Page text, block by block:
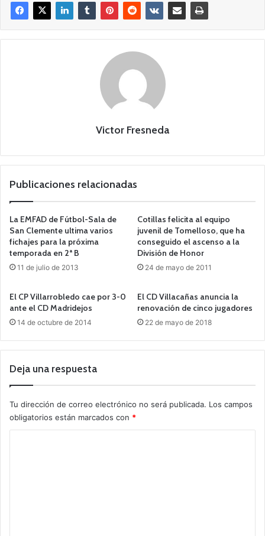
Victor Fresneda
Publicaciones relacionadas
La EMFAD de Fútbol-Sala de
San Clemente ultima varios
fichajes para la próxima
temporada en 2ª B
11 de julio de 2013
Cotillas felicita al equipo
juvenil de Tomelloso, que ha
conseguido el ascenso a la
División de Honor
24 de mayo de 2011
El CP Villarrobledo cae por 3-0
ante el CD Madridejos
14 de octubre de 2014
El CD Villacañas anuncia la
renovación de cinco jugadores
22 de mayo de 2018
Deja una respuesta
Tu dirección de correo electrónico no será publicada. Los campos
obligatorios están marcados con *